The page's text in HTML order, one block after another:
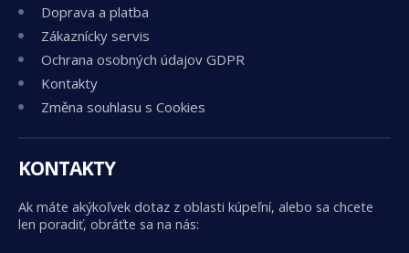
Doprava a platba
Zákaznícky servis
Ochrana osobných údajov GDPR
Kontakty
Změna souhlasu s Cookies
KONTAKTY
Ak máte akýkoľvek dotaz z oblasti kúpeľní, alebo sa chcete
len poradiť, obráťte sa na nás: